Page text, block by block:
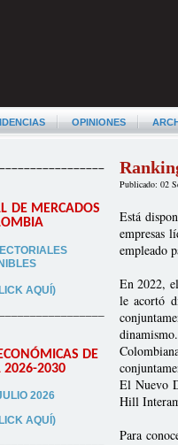
OPINIONES
DE MERCADOS
AQUÍ)
DE
2026-2030
2026
AQUÍ)
Publicado: 02
Está
empresas
empleado
En 2022,
le acortó
El Nuevo
Hill
Para